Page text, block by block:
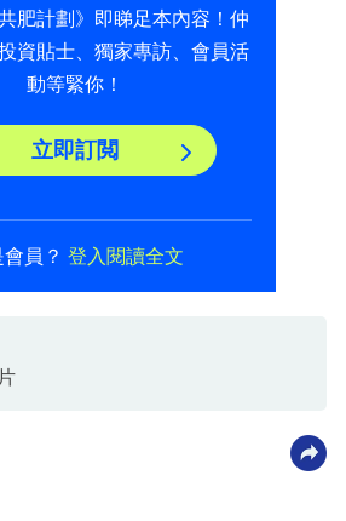
肥計劃》即睇足本內容！仲
資貼士、獨家專訪、會員活
動等緊你！
立即訂閲
員？ 登入閱讀全文